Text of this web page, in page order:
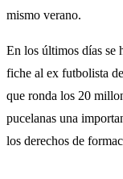
mismo verano.
En los últimos días se
fiche al ex futbolista
que ronda los 20
pucelanas una
los derechos de